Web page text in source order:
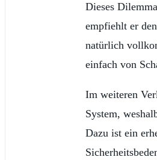
Dieses
empfiehlt er
natürlich
einfach von
Im weiteren
System,
Dazu ist ein